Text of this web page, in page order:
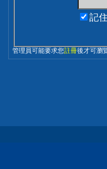
記
管理員可能要求您註冊後才可瀏